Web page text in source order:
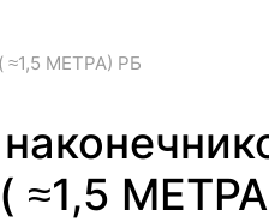
≈1,5 МЕТРА) РБ
≈1,5